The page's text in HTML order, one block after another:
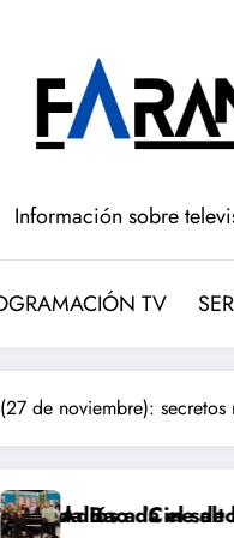
Información sobre
TV
(27 de noviembre):
360’
de La 1 tras 30